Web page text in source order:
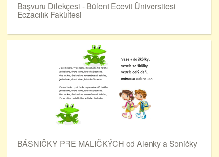
Başvuru Dilekçesi - Bülent Ecevit Üniversitesi
Eczacılık Fakültesi
BÁSNIČKY PRE MALIČKÝCH od Alenky a Soničky